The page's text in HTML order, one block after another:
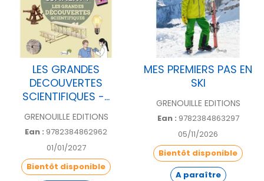
LES GRANDES
DECOUVERTES
SCIENTIFIQUES -...
GRENOUILLE EDITIONS
Ean : 9782384862962
01/01/2027
Bientôt disponible
MES PREMIERS PAS EN
SKI
GRENOUILLE EDITIONS
Ean : 9782384863297
05/11/2026
Bientôt disponible
A paraître